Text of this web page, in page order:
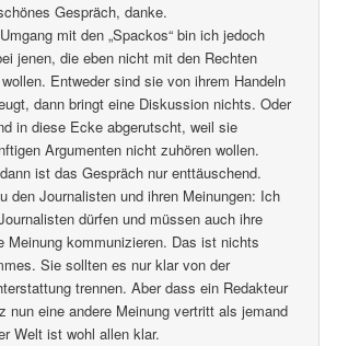
Gespräch, danke.
mit den „Spackos“ bin ich jedoch
jenen, die eben nicht mit den Rechten
Entweder sind sie von ihrem Handeln
dann bringt eine Diskussion nichts. Oder
in diese Ecke abgerutscht, weil sie
Argumenten nicht zuhören wollen.
ist das Gespräch nur enttäuschend.
den Journalisten und ihren Meinungen: Ich
dürfen und müssen auch ihre
Meinung kommunizieren. Das ist nichts
Sie sollten es nur klar von der
trennen. Aber dass ein Redakteur
nun eine andere Meinung vertritt als jemand
Welt ist wohl allen klar.